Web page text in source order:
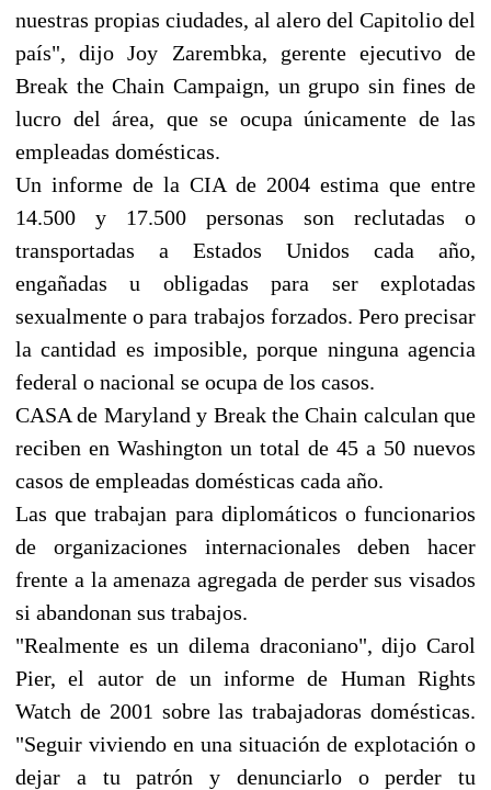
nuestras propias ciudades, al alero del Capitolio del
país", dijo Joy Zarembka, gerente ejecutivo de
Break the Chain Campaign, un grupo sin fines de
lucro del área, que se ocupa únicamente de las
empleadas domésticas.
Un informe de la CIA de 2004 estima que entre
14.500 y 17.500 personas son reclutadas o
transportadas a Estados Unidos cada año,
engañadas u obligadas para ser explotadas
sexualmente o para trabajos forzados. Pero precisar
la cantidad es imposible, porque ninguna agencia
federal o nacional se ocupa de los casos.
CASA de Maryland y Break the Chain calculan que
reciben en Washington un total de 45 a 50 nuevos
casos de empleadas domésticas cada año.
Las que trabajan para diplomáticos o funcionarios
de organizaciones internacionales deben hacer
frente a la amenaza agregada de perder sus visados
si abandonan sus trabajos.
"Realmente es un dilema draconiano", dijo Carol
Pier, el autor de un informe de Human Rights
Watch de 2001 sobre las trabajadoras domésticas.
"Seguir viviendo en una situación de explotación o
dejar a tu patrón y denunciarlo o perder tu